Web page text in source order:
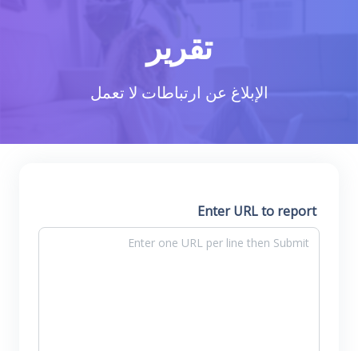
تقرير
الإبلاغ عن ارتباطات لا تعمل
Enter URL to report